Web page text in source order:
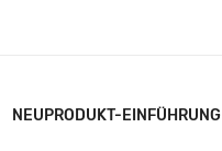
NEUPRODUKT-EINFÜHRUNG